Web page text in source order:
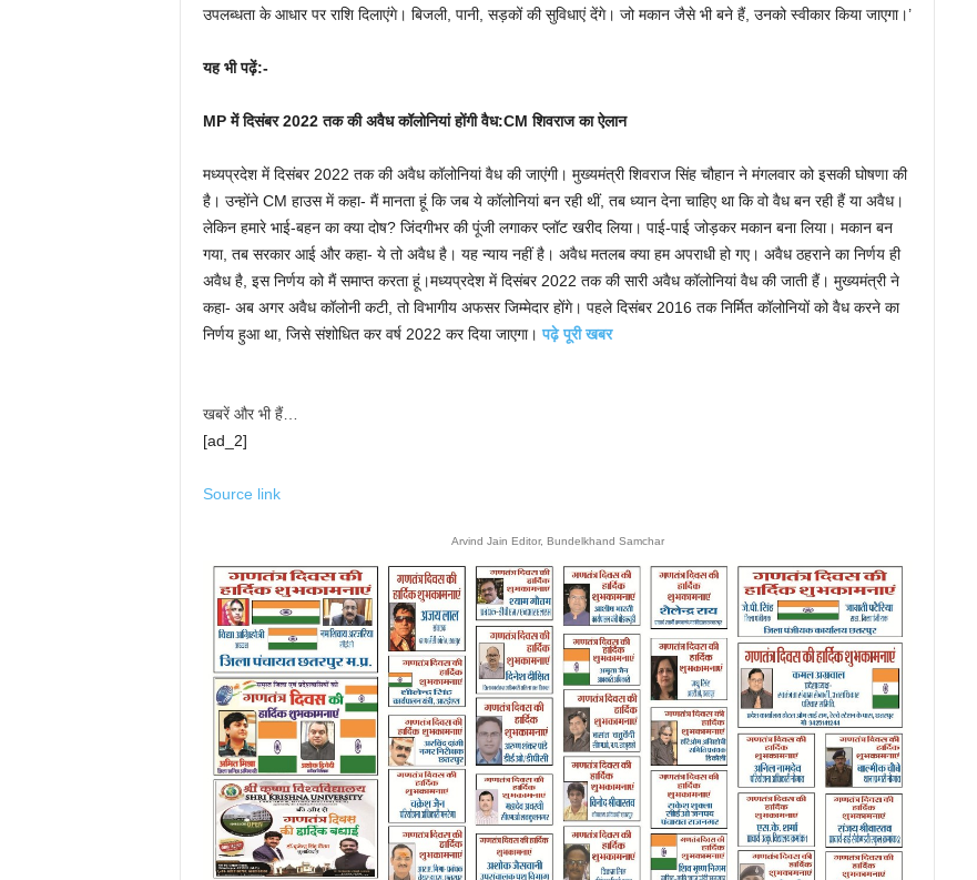
उपलब्धता के आधार पर राशि दिलाएंगे। बिजली, पानी, सड़कों की सुविधाएं देंगे। जो मकान जैसे भी बने हैं, उनको स्वीकार किया जाएगा।’
यह भी पढ़ें:-
MP में दिसंबर 2022 तक की अवैध कॉलोनियां होंगी वैध:CM शिवराज का ऐलान
मध्यप्रदेश में दिसंबर 2022 तक की अवैध कॉलोनियां वैध की जाएंगी। मुख्यमंत्री शिवराज सिंह चौहान ने मंगलवार को इसकी घोषणा की
है। उन्होंने CM हाउस में कहा- मैं मानता हूं कि जब ये कॉलोनियां बन रही थीं, तब ध्यान देना चाहिए था कि वो वैध बन रही हैं या अवैध।
लेकिन हमारे भाई-बहन का क्या दोष? जिंदगीभर की पूंजी लगाकर प्लॉट खरीद लिया। पाई-पाई जोड़कर मकान बना लिया। मकान बन
गया, तब सरकार आई और कहा- ये तो अवैध है। यह न्याय नहीं है। अवैध मतलब क्या हम अपराधी हो गए। अवैध ठहराने का निर्णय ही
अवैध है, इस निर्णय को मैं समाप्त करता हूं।मध्यप्रदेश में दिसंबर 2022 तक की सारी अवैध कॉलोनियां वैध की जाती हैं। मुख्यमंत्री ने
कहा- अब अगर अवैध कॉलोनी कटी, तो विभागीय अफसर जिम्मेदार होंगे। पहले दिसंबर 2016 तक निर्मित कॉलोनियों को वैध करने का
निर्णय हुआ था, जिसे संशोधित कर वर्ष 2022 कर दिया जाएगा।पढ़े पूरी खबर
खबरें और भी हैं…
[ad_2]
Source link
Arvind Jain Editor, Bundelkhand Samchar